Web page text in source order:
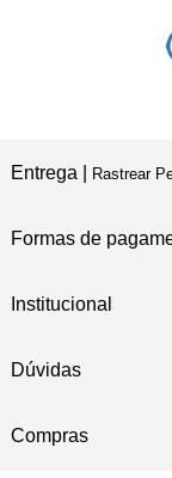
Entrega | Rastrear
Formas de
Institucional
Dúvidas
Compras